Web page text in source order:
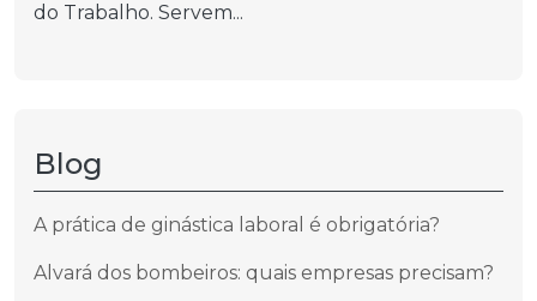
do Trabalho. Servem...
Blog
A prática de ginástica laboral é obrigatória?
Alvará dos bombeiros: quais empresas precisam?